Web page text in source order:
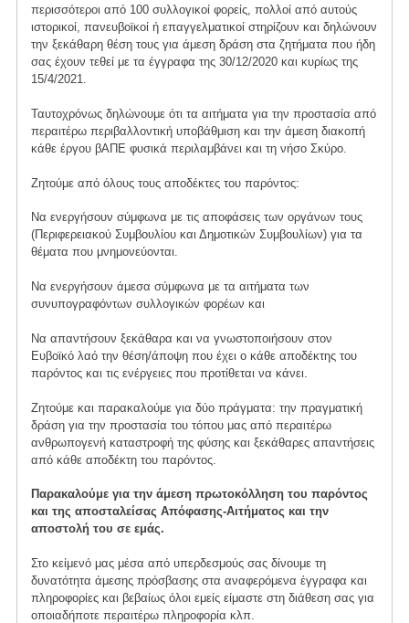
περισσότεροι από 100 συλλογικοί φορείς, πολλοί από αυτούς
ιστορικοί, πανευβοϊκοί ή επαγγελματικοί στηρίζουν και δηλώνουν
την ξεκάθαρη θέση τους για άμεση δράση στα ζητήματα που ήδη
σας έχουν τεθεί με τα έγγραφα της 30/12/2020 και κυρίως της
15/4/2021.
Ταυτοχρόνως δηλώνουμε ότι τα αιτήματα για την προστασία από
περαιτέρω περιβαλλοντική υποβάθμιση και την άμεση διακοπή
κάθε έργου βΑΠΕ φυσικά περιλαμβάνει και τη νήσο Σκύρο.
Ζητούμε από όλους τους αποδέκτες του παρόντος:
Να ενεργήσουν σύμφωνα με τις αποφάσεις των οργάνων τους
(Περιφερειακού Συμβουλίου και Δημοτικών Συμβουλίων) για τα
θέματα που μνημονεύονται.
Να ενεργήσουν άμεσα σύμφωνα με τα αιτήματα των
συνυπογραφόντων συλλογικών φορέων και
Να απαντήσουν ξεκάθαρα και να γνωστοποιήσουν στον
Ευβοϊκό λαό την θέση/άποψη που έχει ο κάθε αποδέκτης του
παρόντος και τις ενέργειες που προτίθεται να κάνει.
Ζητούμε και παρακαλούμε για δύο πράγματα: την πραγματική
δράση για την προστασία του τόπου μας από περαιτέρω
ανθρωπογενή καταστροφή της φύσης και ξεκάθαρες απαντήσεις
από κάθε αποδέκτη του παρόντος.
Παρακαλούμε για την άμεση πρωτοκόλληση του παρόντος
και της αποσταλείσας Απόφασης-Αιτήματος και την
αποστολή του σε εμάς.
Στο κείμενό μας μέσα από υπερδεσμούς σας δίνουμε τη
δυνατότητα άμεσης πρόσβασης στα αναφερόμενα έγγραφα και
πληροφορίες και βεβαίως όλοι εμείς είμαστε στη διάθεση σας για
οποιαδήποτε περαιτέρω πληροφορία κλπ.